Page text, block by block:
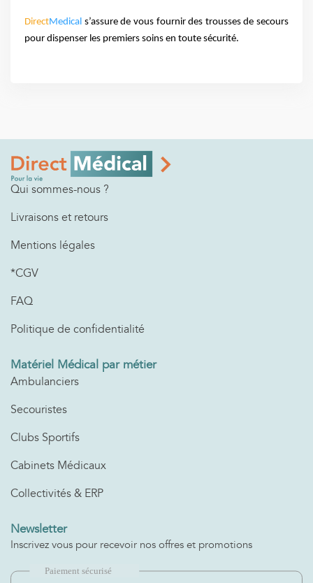
DirectMedical s’assure de vous fournir des trousses de secours
pour dispenser les premiers soins en toute sécurité.
Qui sommes-nous ?
Livraisons et retours
Mentions légales
*CGV
FAQ
Politique de confidentialité
Matériel Médical par métier
Ambulanciers
Secouristes
Clubs Sportifs
Cabinets Médicaux
Collectivités & ERP
Newsletter
Inscrivez vous pour recevoir nos offres et promotions